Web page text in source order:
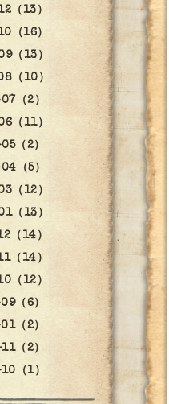
（13）
（16）
（13）
（10）
（2）
（11）
（2）
（5）
（12）
（13）
（14）
（14）
（12）
（6）
（2）
（2）
（1）